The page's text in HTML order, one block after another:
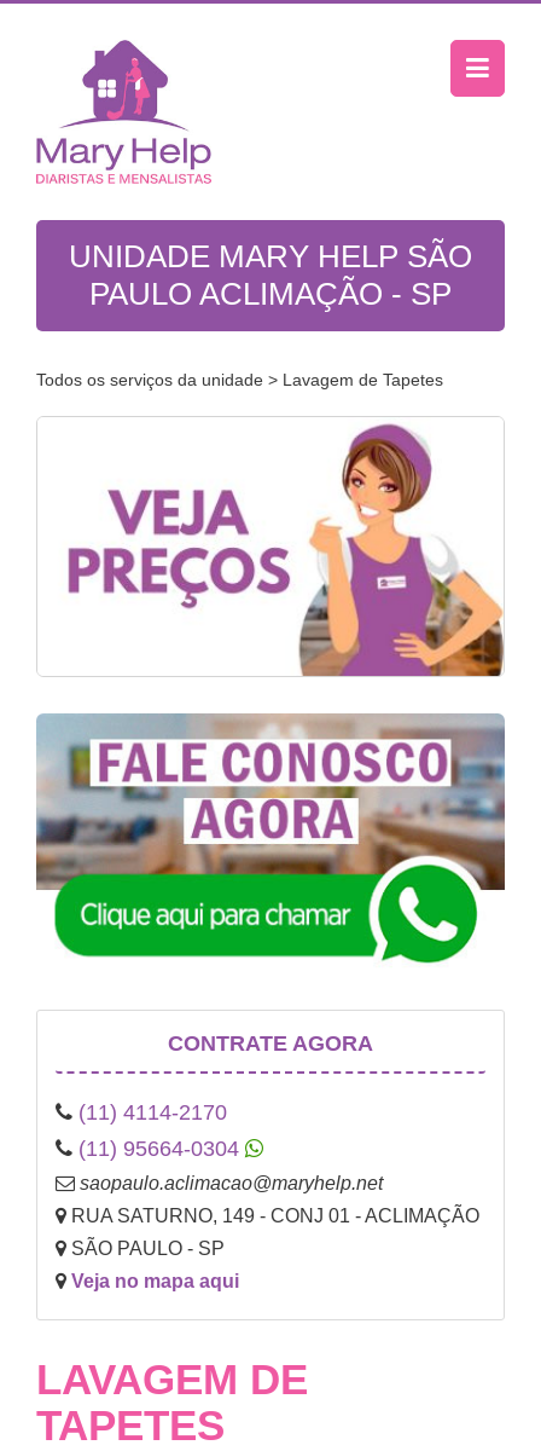
UNIDADE MARY HELP SÃO
PAULO ACLIMAÇÃO - SP
Todos os serviços da unidade > Lavagem de Tapetes
CONTRATE AGORA
(11) 4114-2170
(11) 95664-0304
saopaulo.aclimacao@maryhelp.net
RUA SATURNO, 149 - CONJ 01 - ACLIMAÇÃO
SÃO PAULO - SP
Veja no mapa aqui
LAVAGEM DE
TAPETES